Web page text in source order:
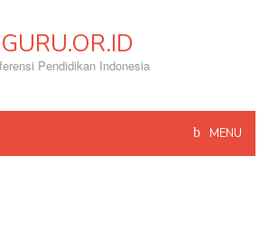
GURU.OR.ID
Pendidikan Indonesia
MENU